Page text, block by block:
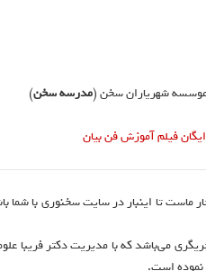
شهریاران سخن (مدرسه سخن)
فیلم آموزش فن بیان
ماست تا اینبار در سایت سخنوری با
می‌باشد که با مدیریت دکتر فریبا